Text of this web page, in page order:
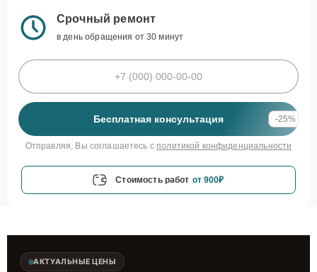
Срочный ремонт
в день обращения от 30 минут
Бесплатная консультация -25%
Отправляя, Вы соглашаетесь с политикой конфиденциальности
Стоимость работ от 900₽
АКТУАЛЬНЫЕ ЦЕНЫ